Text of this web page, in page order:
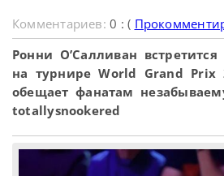
Комментариев:0 : (
Ронни О’Салливан
на турнире World Grand Prix
обещает фанатам
totallysnookered